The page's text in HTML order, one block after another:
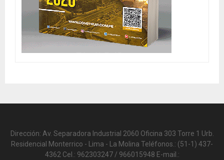
Dirección: Av. Separadora Industrial 2060 Oficina 303 Torre 1 Urb.
Residencial Monterrico - Lima - La Molina Teléfonos.: (51-1) 437-
4362 Cel.: 962303247 / 966015948 E-mail.: